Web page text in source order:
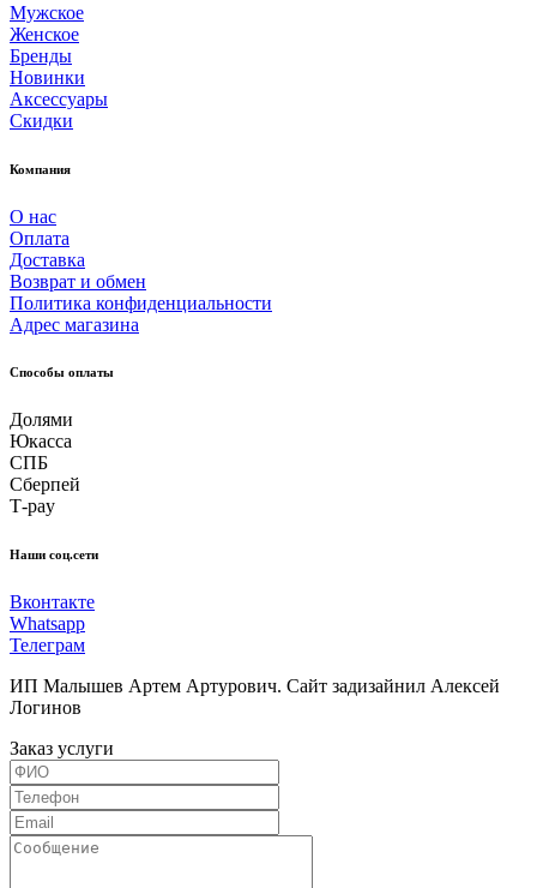
Мужское
Женское
Бренды
Новинки
Аксессуары
Скидки
Компания
О нас
Оплата
Доставка
Возврат и обмен
Политика конфиденциальности
Адрес магазина
Способы оплаты
Долями
Юкасса
СПБ
Сберпей
Т-pay
Наши соц.сети
Вконтакте
Whatsapp
Телеграм
ИП Малышев Артем Артурович. Сайт задизайнил Алексей
Логинов
Заказ услуги